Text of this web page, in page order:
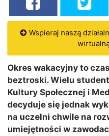
Wspieraj naszą
Okres wakacyjny to
beztroski. Wielu
Kultury Społecznej i
decyduje się jednak
na uczelni chwile na
umiejętności w